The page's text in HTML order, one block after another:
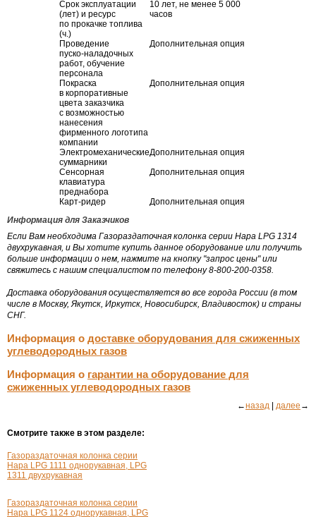
Срок эксплуатации
(лет) и ресурс
по прокачке топлива
(ч.)
10 лет, не менее 5 000
часов
Проведение
пуско-наладочных
работ, обучение
персонала
Дополнительная опция
Покраска
в корпоративные
цвета заказчика
с возможностью
нанесения
фирменного логотипа
компании
Дополнительная опция
Электромеханические
суммарники
Дополнительная опция
Сенсорная
клавиатура
преднабора
Дополнительная опция
Карт-ридер
Дополнительная опция
Информация для Заказчиков
Если Вам необходима Газораздаточная колонка серии Нара LPG 1314
двухрукавная, и Вы хотите купить данное оборудование или получить
больше информации о нем, нажмите на кнопку "запрос цены" или
свяжитесь с нашим специалистом по телефону 8-800-200-0358.
Доставка оборудования осуществляется во все города России (в том
числе в Москву, Якутск, Иркутск, Новосибирск, Владивосток) и страны
СНГ.
Информация о доставке оборудования для сжиженных
углеводородных газов
Информация о гарантии на оборудование для
сжиженных углеводородных газов
←назад | далее →
Смотрите также в этом разделе:
Газораздаточная колонка серии
Нара LPG 1111 однорукавная, LPG
1311 двухрукавная
Газораздаточная колонка серии
Нара LPG 1124 однорукавная, LPG